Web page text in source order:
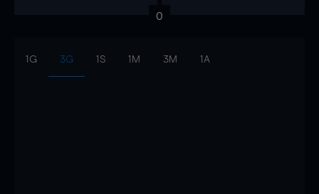
0
1G 3G 1S 1M 3M 1A